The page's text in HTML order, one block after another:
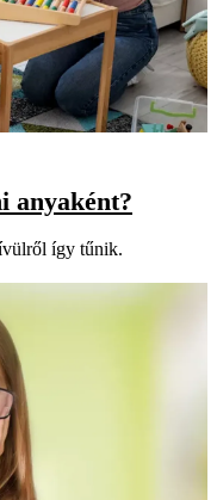
anyaként?
így tűnik.